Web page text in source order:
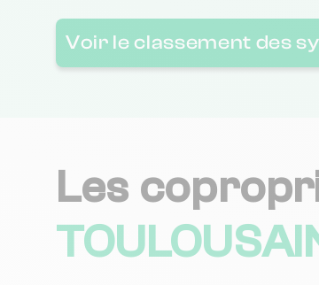
ACTIM CARCENAC
Voir le classement des
Les